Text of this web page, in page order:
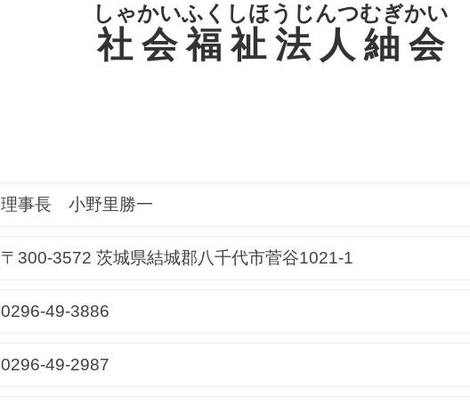
社会福祉法人紬会
しゃかいふくしほうじんつむぎかい
理事長 小野里勝一
〒300-3572 茨城県結城郡八千代市菅谷1021-1
0296-49-3886
0296-49-2987